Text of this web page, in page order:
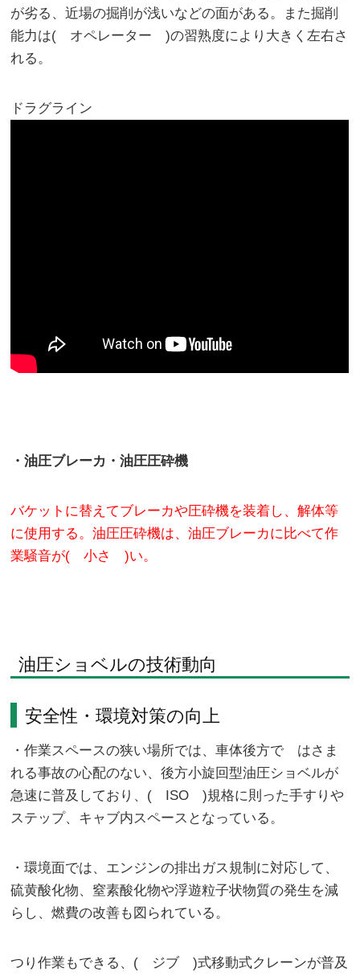
が劣る、近場の掘削が浅いなどの面がある。また掘削
能力は( オペレーター )の習熟度により大きく左右さ
れる。
ドラグライン
・油圧ブレーカ・油圧圧砕機
バケットに替えてブレーカや圧砕機を装着し、解体等
に使用する。油圧圧砕機は、油圧ブレーカに比べて作
業騒音が( 小さ )い。
油圧ショベルの技術動向
安全性・環境対策の向上
・作業スペースの狭い場所では、車体後方で はさま
れる事故の心配のない、後方小旋回型油圧ショベルが
急速に普及しており、( ISO )規格に則った手すりや
ステップ、キャブ内スペースとなっている。
・環境面では、エンジンの排出ガス規制に対応して、
硫黄酸化物、窒素酸化物や浮遊粒子状物質の発生を減
らし、燃費の改善も図られている。
つり作業もできる、( ジブ )式移動式クレーンが普及